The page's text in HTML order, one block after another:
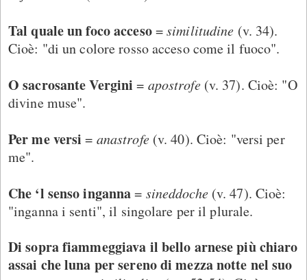
Tal quale un foco acceso=similitudine (v. 34).
Cioè: "di un colore rosso acceso come il fuoco".
O sacrosante Vergini = apostrofe (v. 37). Cioè: "O
divine muse".
Per me versi = anastrofe (v. 40). Cioè: "versi per
me".
Che ‘l senso inganna= sineddoche (v. 47). Cioè:
"inganna i senti", il singolare per il plurale.
Di sopra fiammeggiava il bello arnese più chiaro
assai che luna per sereno di mezza notte nel suo